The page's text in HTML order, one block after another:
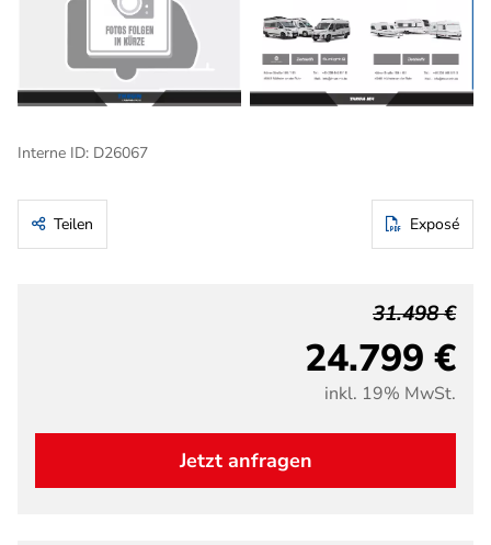
Interne ID: D26067
Teilen Exposé
24.799 €
31.498 €
inkl. 19% MwSt.
Jetzt anfragen